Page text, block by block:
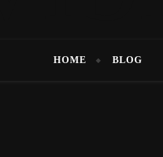
HOME BLOG